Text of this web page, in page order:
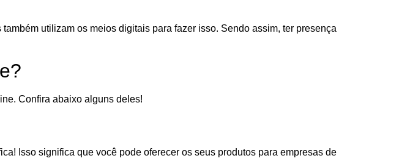
utilizam os meios digitais para fazer isso. Sendo assim, ter presença
Confira abaixo alguns deles!
Isso significa que você pode oferecer os seus produtos para empresas de